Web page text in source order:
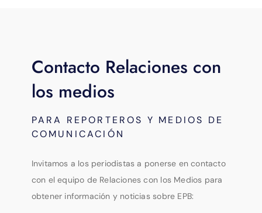
Contacto Relaciones con
los medios
PARA REPORTEROS Y MEDIOS DE
COMUNICACIÓN
Invitamos a los periodistas a ponerse en contacto
con el equipo de Relaciones con los Medios para
obtener información y noticias sobre EPB: